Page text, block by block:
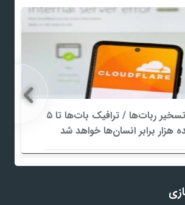
اینترنت در تسخیر ربات‌ها / ترافیک بات‌ها تا ۵
هزار برابر انسان‌ها خواهد شد